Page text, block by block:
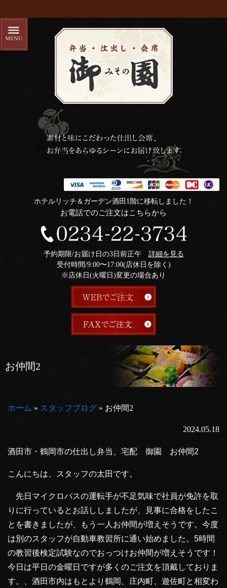
ホテルリッチ＆ガーデン酒田1階に移転しました！
お電話でのご注文はこちらから
予約期限/お届け日の3日前正午 詳細を見る
受付時間/9:00〜17:00(店休日を除く)
※店休日(火曜日)変更の場合あり
お仲間2
ホーム » スタッフブログ » お仲間2
2024.05.18
酒田市・鶴岡市の仕出し弁当、宅配 御園 お仲間2
こんにちは、スタッフの太田です。
先日マイクロバスの運転手が不足気味で社員が免許を取
りに行っているとお話ししましたが、見事に合格をしたこ
とを書きましたが、もう一人お仲間が増えそうです。今度
は別のスタッフが自動車教習所に通い始めました。5時間
の教習後検定試験なのでおっつけお仲間が増えそうです！
今日は平日の金曜日ですが多くのご注文を頂戴しておりま
す。、酒田市内はもとより鶴岡、庄内町、遊佐町と相変わ